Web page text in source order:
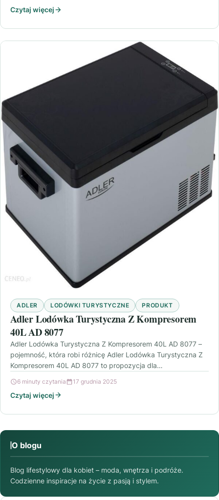
Czytaj więcej
ADLER LODÓWKI TURYSTYCZNE PRODUKT
Adler Lodówka Turystyczna Z Kompresorem
40L AD 8077
Adler Lodówka Turystyczna Z Kompresorem 40L AD 8077 –
pojemność, która robi różnicę Adler Lodówka Turystyczna Z
Kompresorem 40L AD 8077 to propozycja dla…
6 minuty czytania 17 grudnia 2025
Czytaj więcej
O blogu
Blog lifestylowy dla kobiet – moda, wnętrza i podróże.
Codzienne inspiracje na życie z pasją i stylem.